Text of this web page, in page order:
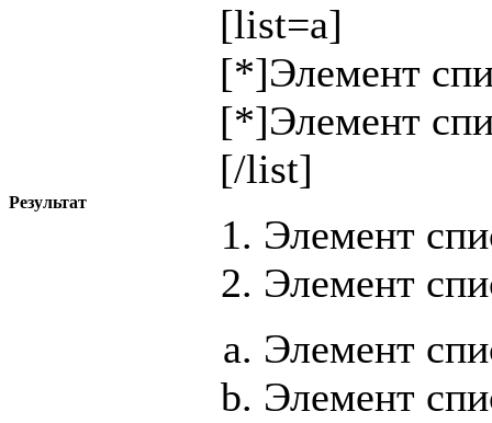
[list=a]
[*]Элемент
[*]Элемент
[/list]
Результат
Элемент
Элемент
Элемент
Элемент